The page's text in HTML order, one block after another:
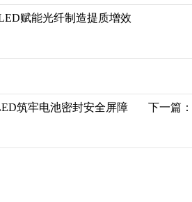
赋能光纤制造提质增效
筑牢电池密封安全屏障 下一篇：